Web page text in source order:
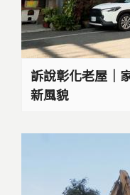
訴說彰化老屋｜
新風貌